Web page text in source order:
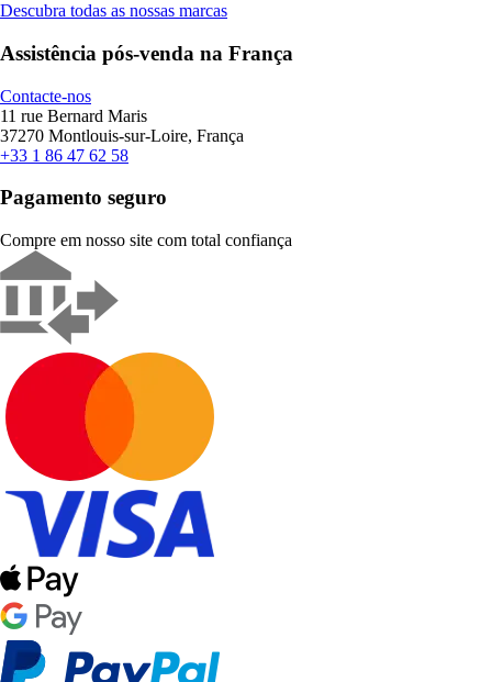
Descubra todas as nossas marcas
Assistência pós-venda na França
Contacte-nos
11 rue Bernard Maris
37270 Montlouis-sur-Loire, França
+33 1 86 47 62 58
Pagamento seguro
Compre em nosso site com total confiança